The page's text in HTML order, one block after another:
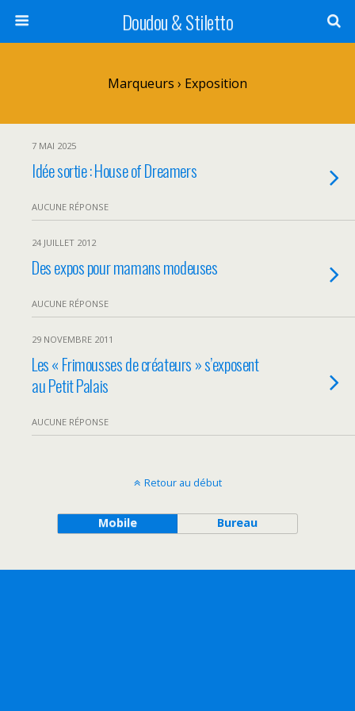
Doudou & Stiletto
Marqueurs › Exposition
7 MAI 2025
Idée sortie : House of Dreamers
AUCUNE RÉPONSE
24 JUILLET 2012
Des expos pour mamans modeuses
AUCUNE RÉPONSE
29 NOVEMBRE 2011
Les « Frimousses de créateurs » s’exposent
au Petit Palais
AUCUNE RÉPONSE
Retour au début
Mobile Bureau